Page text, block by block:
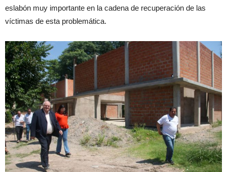
eslabón muy importante en la cadena de recuperación de las
víctimas de esta problemática.